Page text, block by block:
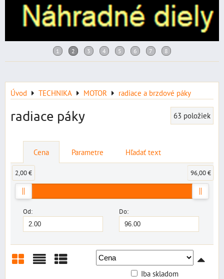
Úvod TECHNIKA MOTOR radiace a brzdové páky
radiace páky 63 položiek
Cena Parametre Hľadať text
Od: Do:
2,00 € 96,00 €
Iba skladom